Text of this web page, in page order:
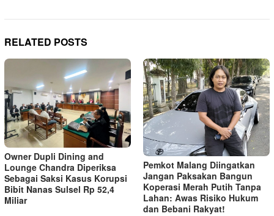
RELATED POSTS
Owner Dupli Dining and
Lounge Chandra Diperiksa
Sebagai Saksi Kasus Korupsi
Bibit Nanas Sulsel Rp 52,4
Miliar
Pemkot Malang Diingatkan
Jangan Paksakan Bangun
Koperasi Merah Putih Tanpa
Lahan: Awas Risiko Hukum
dan Bebani Rakyat!